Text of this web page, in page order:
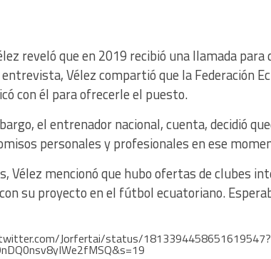
reveló que en 2019 recibió una llamada
Vélez compartió que la Federación
con él para ofrecerle el puesto.
el entrenador nacional, cuenta, decidió
personales y profesionales en ese
Vélez mencionó que hubo ofertas de clubes
su proyecto en el fútbol ecuatoriano.
Jorfertai/status/1813394458651619547?